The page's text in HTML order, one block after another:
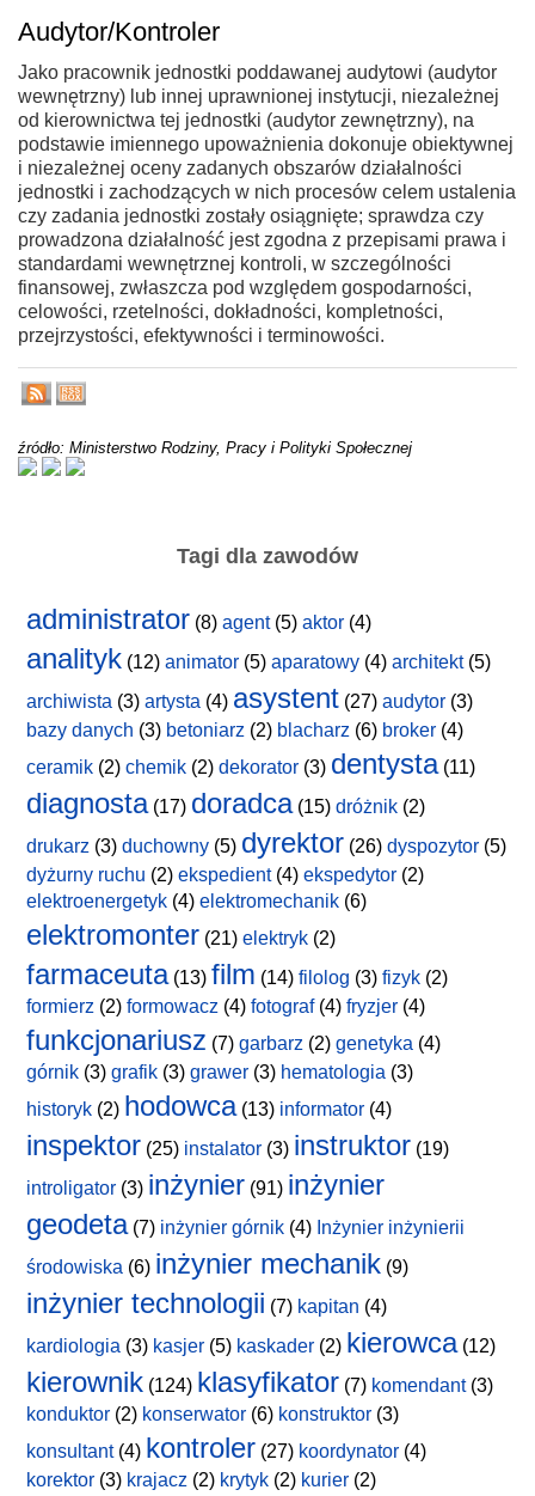
Audytor/Kontroler
Jako pracownik jednostki poddawanej audytowi (audytor
wewnętrzny) lub innej uprawnionej instytucji, niezależnej
od kierownictwa tej jednostki (audytor zewnętrzny), na
podstawie imiennego upoważnienia dokonuje obiektywnej
i niezależnej oceny zadanych obszarów działalności
jednostki i zachodzących w nich procesów celem ustalenia
czy zadania jednostki zostały osiągnięte; sprawdza czy
prowadzona działalność jest zgodna z przepisami prawa i
standardami wewnętrznej kontroli, w szczególności
finansowej, zwłaszcza pod względem gospodarności,
celowości, rzetelności, dokładności, kompletności,
przejrzystości, efektywności i terminowości.
źródło: Ministerstwo Rodziny, Pracy i Polityki Społecznej
Tagi dla zawodów
administrator (8) agent(5) aktor (4)
analityk (12) animator (5) aparatowy (4) architekt(5)
archiwista (3) artysta (4) asystent (27) audytor (3)
bazy danych (3) betoniarz (2) blacharz (6) broker (4)
ceramik (2) chemik (2) dekorator (3) dentysta(11)
diagnosta(17) doradca(15) dróżnik (2)
drukarz (3) duchowny (5) dyrektor (26) dyspozytor (5)
dyżurny ruchu (2) ekspedient(4) ekspedytor (2)
elektroenergetyk (4) elektromechanik (6)
elektromonter (21) elektryk (2)
farmaceuta(13) film (14) filolog (3) fizyk (2)
formierz (2) formowacz (4) fotograf(4) fryzjer (4)
funkcjonariusz (7) garbarz (2) genetyka (4)
górnik (3) grafik (3) grawer (3) hematologia (3)
historyk (2) hodowca(13) informator (4)
inspektor (25) instalator (3) instruktor (19)
introligator (3) inżynier (91) inżynier
geodeta(7) inżynier górnik (4) Inżynier inżynierii
środowiska (6) inżynier mechanik (9)
inżynier technologii (7) kapitan (4)
kardiologia (3) kasjer (5) kaskader (2) kierowca(12)
kierownik (124) klasyfikator (7) komendant(3)
konduktor (2) konserwator (6) konstruktor (3)
konsultant(4) kontroler (27) koordynator (4)
korektor (3) krajacz (2) krytyk (2) kurier (2)